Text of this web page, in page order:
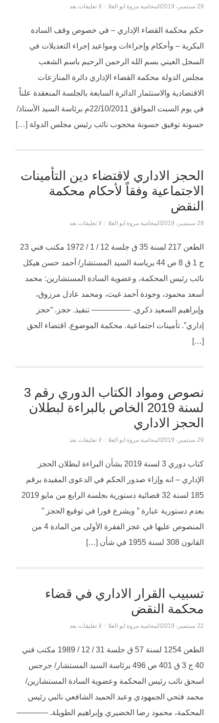
29 سبتمبر، 2019 المحامية مروة ابو العلا / لا تعليقات بعد
حكم محكمة القضاء الإداري – في خصوص وقف السادة
البكرية – وأحكام وإجراءات ومواعيد إجراء التعديلات في
السجل العيني بسم الله الرحمن الرحيم باسم الشعب
مجلس الدولة محكمة القضاء الإداري دائرة المنازعات
الاقتصادية والاستثمار الدائرة السابعة بالجلسة المنعقدة علناً
في يوم السبت الموافق 22/10/2011م برئاسة السيد الأستاذ/
حسونة توفيق حسونة محجوب نائب رئيس مجلس الدولة […]
الحجز الاداري لاقتضاء دين التأمينات
الاجتماعية وفقاً لأحكام محكمة
النقض
29 سبتمبر، 2019 المحامية مروة ابو العلا / لا تعليقات بعد
الطعن 217 لسنة 35 ق جلسة 12 / 1 / 1972 مكتب فني 23
ج 1 ق 8 ص 44 برياسة السيد المستشار/ أحمد حسن هيكل
نائب رئيس المحكمة، وعضوية السادة المستشارين: محمد
أسعد محمود، وجودة أحمد غيث، ومحمد عادل مرزوق،
وإبراهيم السعيد ذكري. ————— تنفيذ. حجز. “حجز
إداري”. تأمينات اجتماعية. محكمة الموضوع. اقتضاء الحق
[…]
نصوص ومواد الكتاب الدوري رقم 3
لسنة 2019 الخاص بالبراءة لبطلان
الحجز الاداري
29 سبتمبر، 2019 المحامية مروة ابو العلا / لا تعليقات بعد
كتاب دوري 3 لسنة 2019 بشأن البراءة لبطلان الحجز
الإداري – انه وإزاء صدور الحكم في الدعوى المقيدة برقم
185 لسنة 32 قضائية دستورية بجلسة الرابع من مايو 2019
بعدم دستورية عبارة ” ويشرع فورا في توقيع الحجز ”
المنصوص عليها في عجز الفقرة الأولى من المادة 4 من
القانون 308 لسنة 1955 في شأن […]
تسبيب القرار الاداري في قضاء
محكمة النقض
22 سبتمبر، 2019 المحامية مروة ابو العلا / لا تعليقات بعد
الطعن 1254 لسنة 57 ق جلسة 31 / 12 / 1989 مكتب فني
40 ج 3 ق 401 ص 496 برئاسة السيد المستشار/ جرجس
اسحق نائب رئيس المحكمة وعضوية السادة المستشارين/
محمد فتحي الجمهودي وعبد الحميد الشافعي نائبي رئيس
المحكمة، محمود رضا الخضيري وإبراهيم الطويلة. ————